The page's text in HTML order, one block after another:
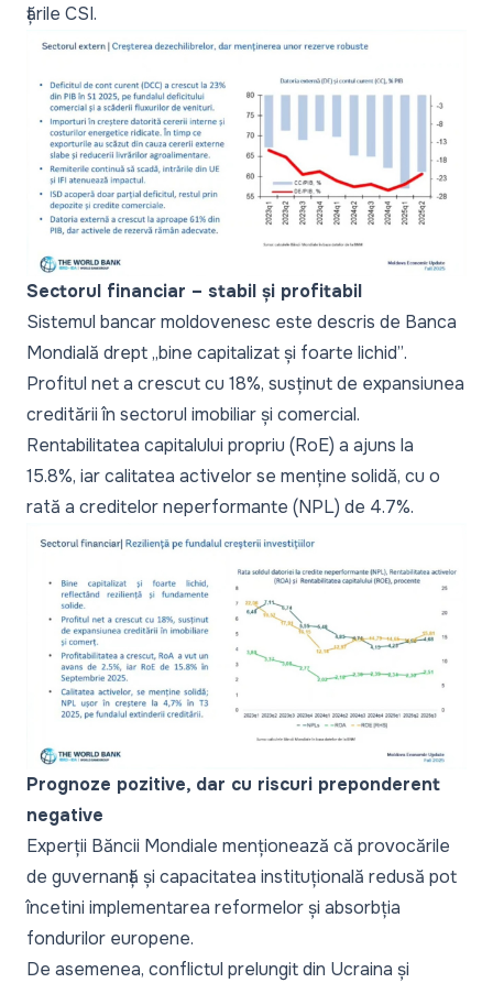
țările CSI.
Sectorul financiar – stabil și profitabil
Sistemul bancar moldovenesc este descris de Banca
Mondială drept„bine capitalizat și foarte lichid”.
Profitul net a crescut cu 18%, susținut de expansiunea
creditării în sectorul imobiliar și comercial.
Rentabilitatea capitalului propriu (RoE) a ajuns la
15.8%, iar calitatea activelor se menține solidă, cu o
rată a creditelor neperformante (NPL) de 4.7%.
Prognoze pozitive, dar cu riscuri preponderent
negative
Experții Băncii Mondiale menționează că provocările
de guvernanță și capacitatea instituțională redusă pot
încetini implementarea reformelor și absorbția
fondurilor europene.
De asemenea, conflictul prelungit din Ucraina și